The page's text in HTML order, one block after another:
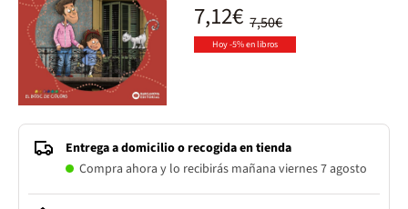
7,50€
7,12€
Hoy -5% en libros
Entrega a domicilio o recogida en tienda
Compra ahora y lo recibirás mañana viernes 7 agosto